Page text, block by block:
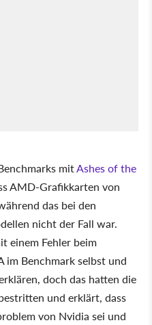
mitAshes of the
AMD-Grafikkarten von
das bei den
nicht der Fall war.
einem Fehler beim
im Benchmark selbst und
doch das hatten die
und erklärt, dass
von Nvidia sei und